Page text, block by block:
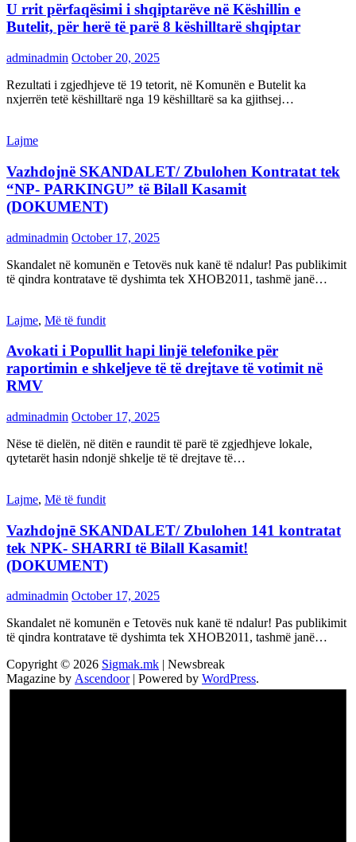
U rrit përfaqësimi i shqiptarëve në Këshillin e
Butelit, për herë të parë 8 këshilltarë shqiptar
adminadmin October 20, 2025
Rezultati i zgjedhjeve të 19 tetorit, në Komunën e Butelit ka
nxjerrën tetë këshilltarë nga 19 këshilltarë sa ka gjithsej…
Lajme
Vazhdojnë SKANDALET/ Zbulohen Kontratat tek
“NP- PARKINGU” të Bilall Kasamit
(DOKUMENT)
adminadmin October 17, 2025
Skandalet në komunën e Tetovës nuk kanë të ndalur! Pas publikimit
të qindra kontratave të dyshimta tek XHOB2011, tashmë janë…
Lajme, Më të fundit
Avokati i Popullit hapi linjë telefonike për
raportimin e shkeljeve të të drejtave të votimit në
RMV
adminadmin October 17, 2025
Nëse të dielën, në ditën e raundit të parë të zgjedhjeve lokale,
qytetarët hasin ndonjë shkelje të të drejtave të…
Lajme, Më të fundit
Vazhdojnē SKANDALET/ Zbulohen 141 kontratat
tek NPK- SHARRI të Bilall Kasamit!
(DOKUMENT)
adminadmin October 17, 2025
Skandalet në komunën e Tetovës nuk kanë të ndalur! Pas publikimit
të qindra kontratave të dyshimta tek XHOB2011, tashmë janë…
Copyright © 2026 Sigmak.mk | Newsbreak
Magazine by Ascendoor| Powered by WordPress.